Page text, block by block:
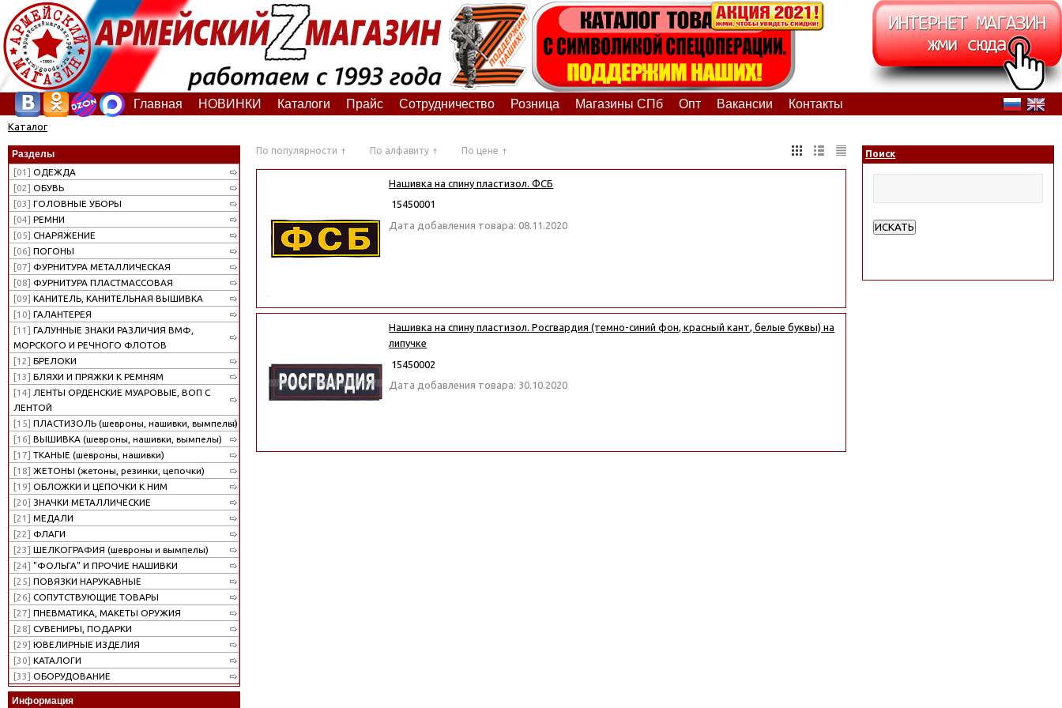
Главная НОВИНКИ Каталоги Прайс Сотрудничество Розница Магазины СПб Опт Вакансии Контакты
Каталог
Разделы
[01] ОДЕЖДА
[02] ОБУВЬ
[03] ГОЛОВНЫЕ УБОРЫ
[04] РЕМНИ
[05] СНАРЯЖЕНИЕ
[06] ПОГОНЫ
[07] ФУРНИТУРА МЕТАЛЛИЧЕСКАЯ
[08] ФУРНИТУРА ПЛАСТМАССОВАЯ
[09] КАНИТЕЛЬ, КАНИТЕЛЬНАЯ ВЫШИВКА
[10] ГАЛАНТЕРЕЯ
[11] ГАЛУННЫЕ ЗНАКИ РАЗЛИЧИЯ ВМФ,
МОРСКОГО И РЕЧНОГО ФЛОТОВ
[12] БРЕЛОКИ
[13] БЛЯХИ И ПРЯЖКИ К РЕМНЯМ
[14] ЛЕНТЫ ОРДЕНСКИЕ МУАРОВЫЕ, ВОП С
ЛЕНТОЙ
[15] ПЛАСТИЗОЛЬ (шевроны, нашивки, вымпелы)
[16] ВЫШИВКА (шевроны, нашивки, вымпелы)
[17] ТКАНЫЕ (шевроны, нашивки)
[18] ЖЕТОНЫ (жетоны, резинки, цепочки)
[19] ОБЛОЖКИ И ЦЕПОЧКИ К НИМ
[20] ЗНАЧКИ МЕТАЛЛИЧЕСКИЕ
[21] МЕДАЛИ
[22] ФЛАГИ
[23] ШЕЛКОГРАФИЯ (шевроны и вымпелы)
[24] "ФОЛЬГА" И ПРОЧИЕ НАШИВКИ
[25] ПОВЯЗКИ НАРУКАВНЫЕ
[26] СОПУТСТВУЮЩИЕ ТОВАРЫ
[27] ПНЕВМАТИКА, МАКЕТЫ ОРУЖИЯ
[28] СУВЕНИРЫ, ПОДАРКИ
[29] ЮВЕЛИРНЫЕ ИЗДЕЛИЯ
[30] КАТАЛОГИ
[33] ОБОРУДОВАНИЕ
Информация
По популярности По алфавиту По цене
Нашивка на спину пластизол. ФСБ
15450001
Дата добавления товара: 08.11.2020
Нашивка на спину пластизол. Росгвардия (темно-синий фон, красный кант, белые буквы) на
липучке
15450002
Дата добавления товара: 30.10.2020
Поиск
ИСКАТЬ